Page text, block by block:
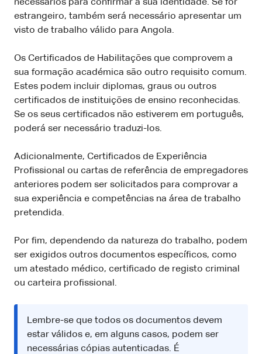
necessários para confirmar a sua identidade. Se for
estrangeiro, também será necessário apresentar um
visto de trabalho válido para Angola.
Os Certificados de Habilitações que comprovem a
sua formação académica são outro requisito comum.
Estes podem incluir diplomas, graus ou outros
certificados de instituições de ensino reconhecidas.
Se os seus certificados não estiverem em português,
poderá ser necessário traduzi-los.
Adicionalmente, Certificados de Experiência
Profissional ou cartas de referência de empregadores
anteriores podem ser solicitados para comprovar a
sua experiência e competências na área de trabalho
pretendida.
Por fim, dependendo da natureza do trabalho, podem
ser exigidos outros documentos específicos, como
um atestado médico, certificado de registo criminal
ou carteira profissional.
Lembre-se que todos os documentos devem
estar válidos e, em alguns casos, podem ser
necessárias cópias autenticadas. É